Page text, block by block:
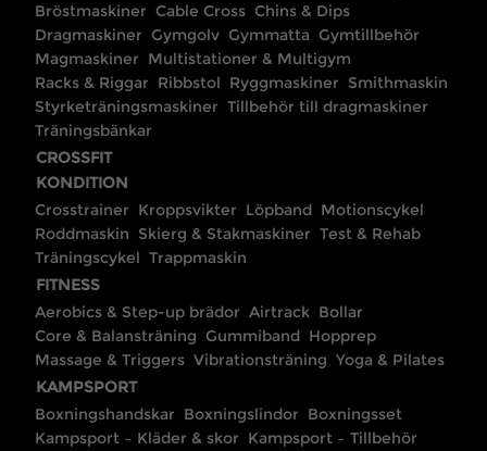
Bröstmaskiner Cable Cross Chins & Dips
Dragmaskiner Gymgolv Gymmatta Gymtillbehör
Magmaskiner Multistationer & Multigym
Racks & Riggar Ribbstol Ryggmaskiner Smithmaskin
Styrketräningsmaskiner Tillbehör till dragmaskiner
Träningsbänkar
CROSSFIT
KONDITION
Crosstrainer Kroppsvikter Löpband Motionscykel
Roddmaskin Skierg & Stakmaskiner Test & Rehab
Träningscykel Trappmaskin
FITNESS
Aerobics & Step-up brädor Airtrack Bollar
Core & Balansträning Gummiband Hopprep
Massage & Triggers Vibrationsträning Yoga & Pilates
KAMPSPORT
Boxningshandskar Boxningslindor Boxningsset
Kampsport – Kläder & skor Kampsport – Tillbehör